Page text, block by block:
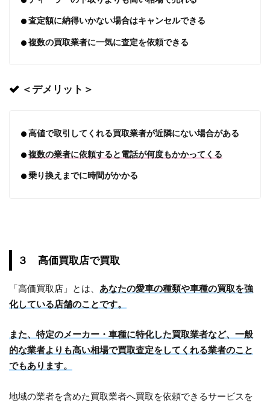
査定額に納得いかない場合はキャンセルできる
複数の買取業者に一気に査定を依頼できる
＜デメリット＞
高値で取引してくれる買取業者が近隣にない場合がある
複数の業者に依頼すると電話が何度もかかってくる
乗り換えまでに時間がかかる
３ 高価買取店で買取
「高価買取店」とは、 あなたの愛車の種類や車種の買取を強
化している店舗のことです。
また、特定のメーカー・車種に特化した買取業者など、一般
的な業者よりも高い相場で買取査定をしてくれる業者のこと
でもあります。
地域の業者を含めた買取業者へ買取を依頼できるサービスを